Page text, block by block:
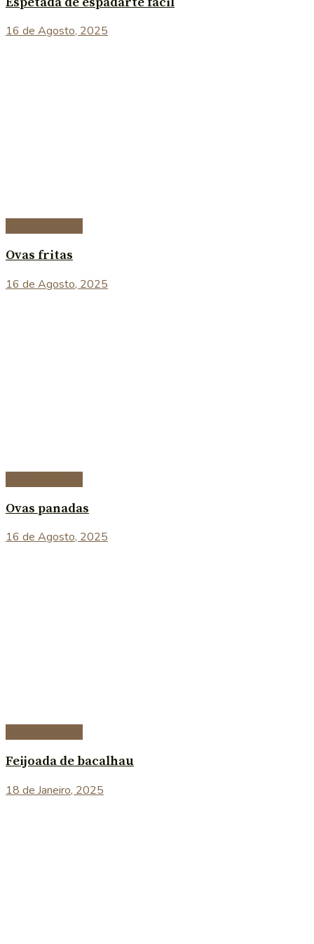
16 de Agosto, 2025
Ovas fritas
16 de Agosto, 2025
Ovas panadas
16 de Agosto, 2025
Feijoada de bacalhau
18 de Janeiro, 2025